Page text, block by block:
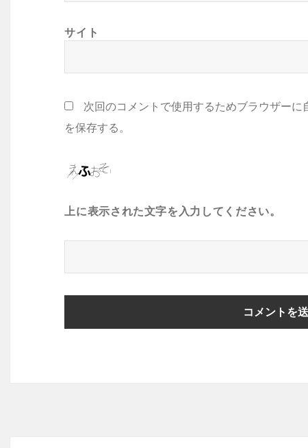
サイト
次回のコメントで使用するためブラウザー
を保存する。
上に表示された文字を入力してください。